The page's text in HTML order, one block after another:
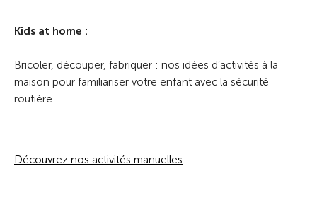
Kids at home :
Bricoler, découper, fabriquer : nos idées d’activités à la
maison pour familiariser votre enfant avec la sécurité
routière
Découvrez nos activités manuelles